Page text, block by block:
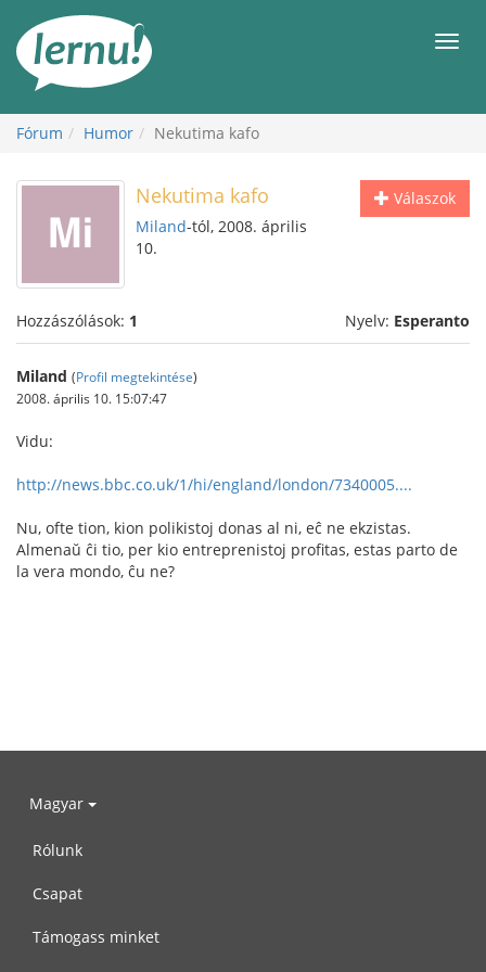
Fórum Humor Nekutima kafo
Válaszok
Nekutima kafo
Miland-tól, 2008. április
10.
Hozzászólások: 1 Nyelv: Esperanto
Miland (Profil megtekintése)
2008. április 10. 15:07:47
Vidu:
http://news.bbc.co.uk/1/hi/england/london/7340005....
Nu, ofte tion, kion polikistoj donas al ni, eĉ ne ekzistas.
Almenaŭ ĉi tio, per kio entreprenistoj profitas, estas parto de
la vera mondo, ĉu ne?
Magyar
Rólunk
Csapat
Támogass minket